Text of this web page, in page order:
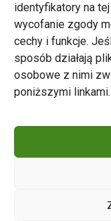
identyfikatory na
wycofanie zgody
cechy i funkcje.
sposób działają
osobowe z nimi
poniższymi linkami.
Napisz do nas
tel. 61 646 33 44
ul. Matejki 59,